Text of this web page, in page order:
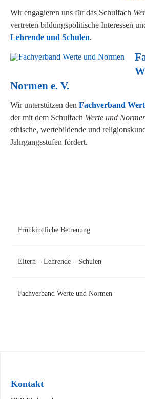
Wir engagieren uns für das Schulfach
vertreten bildungspolitische Interessen
Lehrende und Schulen.
Normen e. V.
Wir unterstützen den Fachverband
der mit dem Schulfach Werte und
ethische, wertebildende und
Jahrgangsstufen fördert.
überspringen
Frühkindliche Betreuung
Eltern – Lehrende – Schulen
Fachverband Werte und Normen
Kontakt